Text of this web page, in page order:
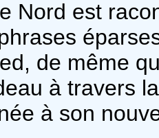
Nord est
de même
à travers
à son